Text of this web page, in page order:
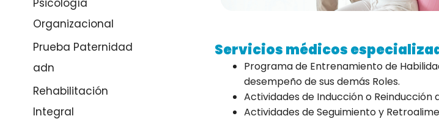
Organizacional
Prueba Paternidad
adn
Rehabilitación
Integral
Servicios médicos
Programa de Entrenamiento de
desempeño de sus demás Roles.
Actividades de Inducción o Reinducción
Actividades de Seguimiento y